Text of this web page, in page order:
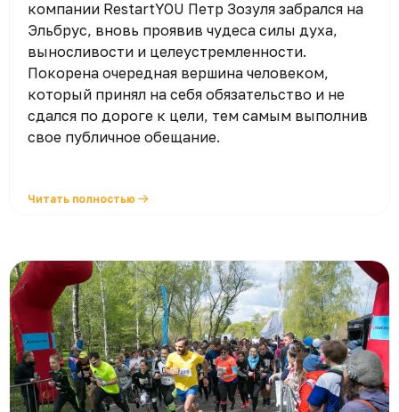
компании RestartYOU Петр Зозуля забрался на
Эльбрус, вновь проявив чудеса силы духа,
выносливости и целеустремленности.
Покорена очередная вершина человеком,
который принял на себя обязательство и не
сдался по дороге к цели, тем самым выполнив
свое публичное обещание.
Читать полностью